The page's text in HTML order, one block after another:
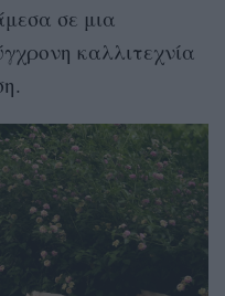
σε μια
καλλιτεχνία